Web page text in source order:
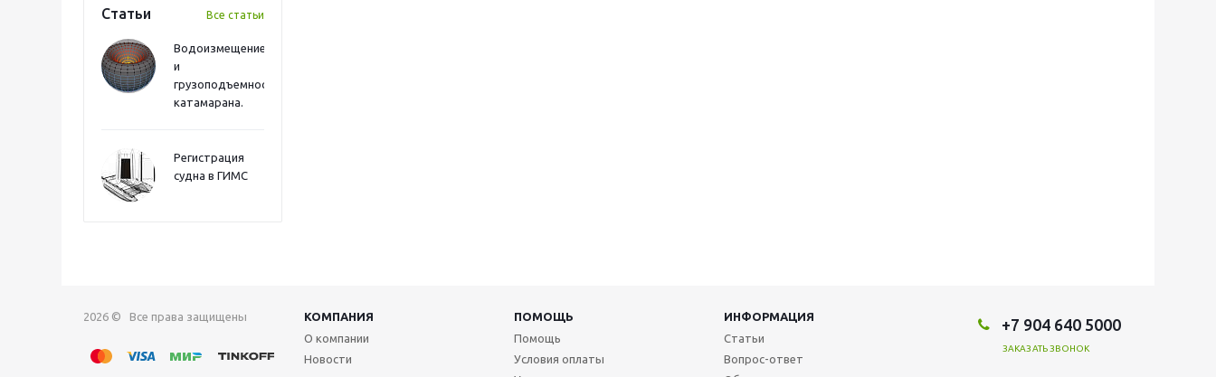
Статьи Все статьи
Водоизмещение
и
грузоподъемность
катамарана.
Регистрация
судна в ГИМС
2026 © Все права защищены КОМПАНИЯ ПОМОЩЬ
ИНФОРМАЦИЯ
О компании
Новости
Помощь
Условия оплаты
Статьи
Вопрос-ответ
+7 904 640 5000
ЗАКАЗАТЬ ЗВОНОК